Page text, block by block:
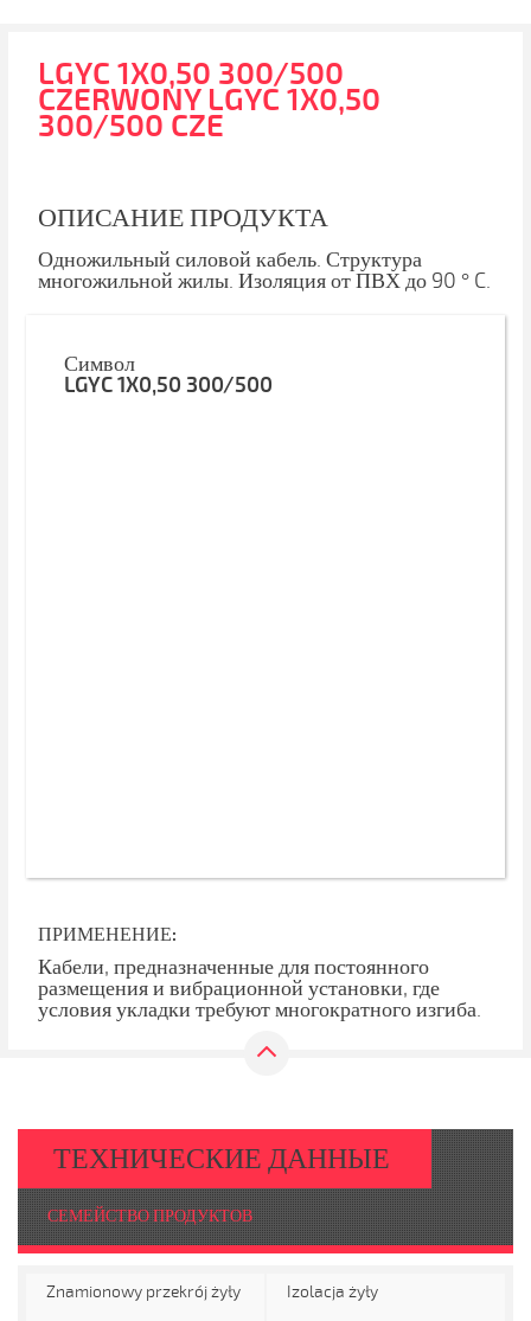
LGYC 1X0,50 300/500
CZERWONY LGYC 1X0,50
300/500 CZE
ОПИСАНИЕ ПРОДУКТА
Одножильный силовой кабель. Структура
многожильной жилы. Изоляция от ПВХ до 90 ° C.
Символ
LGYC 1X0,50 300/500
ПРИМЕНЕНИЕ:
Кабели, предназначенные для постоянного
размещения и вибрационной установки, где
условия укладки требуют многократного изгиба.
ТЕХНИЧЕСКИЕ ДАННЫЕ
СЕМЕЙСТВО ПРОДУКТОВ
Znamionowy przekrój żyły Izolacja żyły